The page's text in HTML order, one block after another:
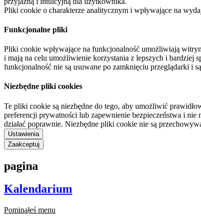
Pliki cookie o charakterze analitycznym i wpływające na
Funkcjonalne pliki
Pliki cookie wpływające na funkcjonalność umożliwiają
i mają na celu umożliwienie korzystania z lepszych i
funkcjonalność nie są usuwane po zamknięciu przeglądarki i
Niezbędne pliki cookies
Te pliki cookie są niezbędne do tego, aby umożliwić
preferencji prywatności lub zapewnienie bezpieczeństwa i
działać poprawnie. Niezbędne pliki cookie nie są
Ustawienia
Zaakceptuj
pagina
Kalendarium
Pominąłeś menu